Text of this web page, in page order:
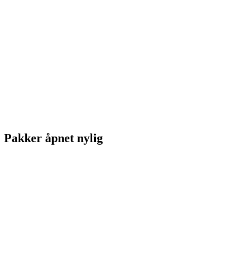
Pakker åpnet nylig